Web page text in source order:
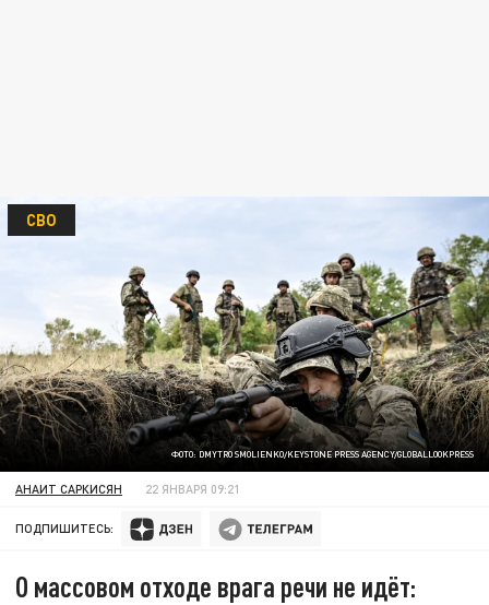
ФОТО: DMYTRO SMOLIENKO/KEYSTONE PRESS AGENCY/GLOBALLOOKPRESS
СВО
АНАИТ САРКИСЯН 22 ЯНВАРЯ 09:21
ПОДПИШИТЕСЬ:
О массовом отходе врага речи не идёт: